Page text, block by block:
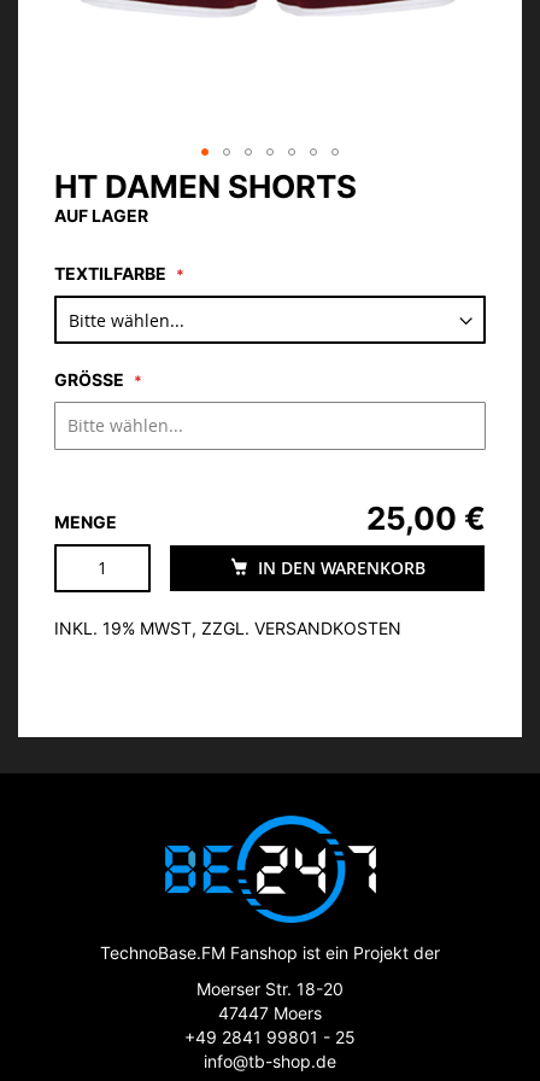
HT DAMEN SHORTS
AUF LAGER
TEXTILFARBE
GRÖSSE
MENGE
IN DEN WARENKORB
25,00 €
INKL. 19% MWST, ZZGL. VERSANDKOSTEN
Zum
Anfang
der
springen
TechnoBase.FM Fanshop ist ein Projekt der
Moerser Str. 18-20
47447 Moers
+49 2841 99801 - 25
info@tb-shop.de